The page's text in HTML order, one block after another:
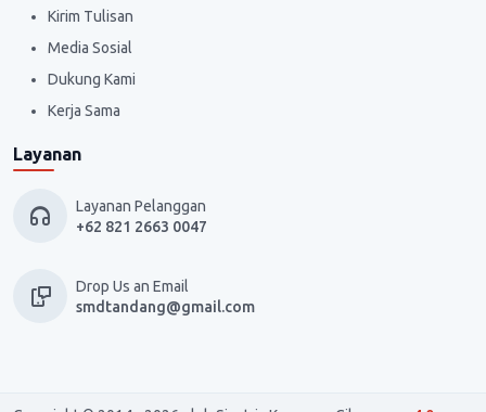
Kirim Tulisan
Media Sosial
Dukung Kami
Kerja Sama
Layanan
Layanan Pelanggan
+62 821 2663 0047
Drop Us an Email
smdtandang@gmail.com